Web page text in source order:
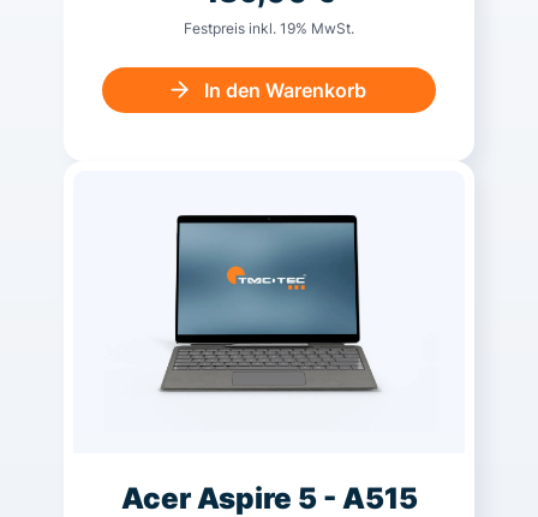
Festpreis inkl. 19% MwSt.
In den Warenkorb
Acer Aspire 5 - A515